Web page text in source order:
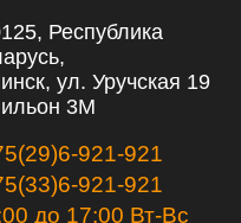
Республика
ул. Уручская 19
3М
921-921
921-921
до 17:00 Вт-Вс